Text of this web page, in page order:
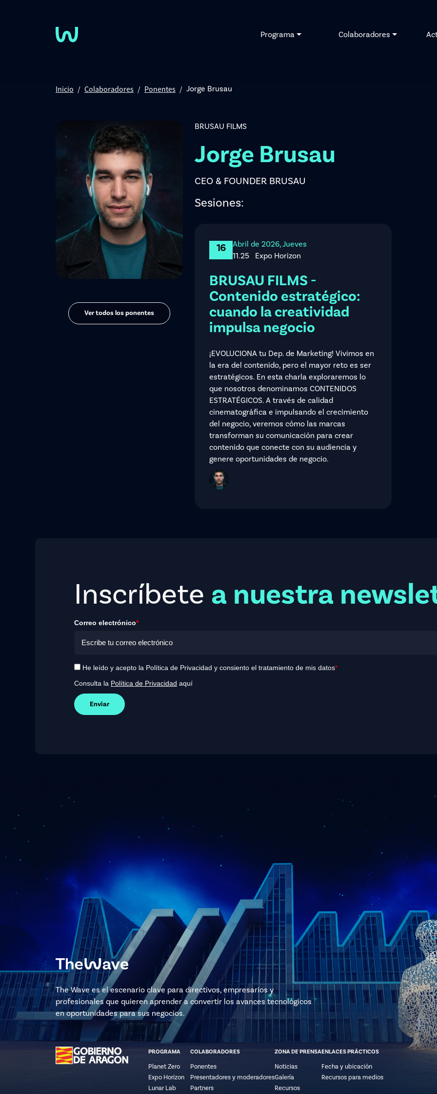
Programa Colaboradores
Inicio Colaboradores Ponentes Jorge Brusau
Ver todos los ponentes
BRUSAU FILMS
Jorge Brusau
CEO & FOUNDER BRUSAU
Sesiones:
16
Abril de 2026, Jueves
11.25
Expo Horizon
BRUSAU FILMS -
Contenido estratégico:
cuando la creatividad
impulsa negocio
¡EVOLUCIONA tu Dep. de Marketing! Vivimos en
la era del contenido, pero el mayor reto es ser
estratégicos. En esta charla exploraremos lo
que nosotros denominamos CONTENIDOS
ESTRATÉGICOS. A través de calidad
cinematográfica e impulsando el crecimiento
del negocio, veremos cómo las marcas
transforman su comunicación para crear
contenido que conecte con su audiencia y
genere oportunidades de negocio.
Inscríbete a nuestra
Correo electrónico*
He leído y acepto la Política de Privacidad y consiento el tratamiento de mis datos*
Consulta la Política de Privacidad aquí
Enviar
The Wave es el escenario clave para directivos, empresarios y
profesionales que quieren aprender a convertir los avances tecnológicos
en oportunidades para sus negocios.
PROGRAMA
Planet Zero
Expo Horizon
Lunar Lab
COLABORADORES
Ponentes
Presentadores y moderadores
Partners
ZONA DE PRENSA
Noticias
Galería
Recursos
ENLACES PRÁCTICOS
Fecha y ubicación
Recursos para medios